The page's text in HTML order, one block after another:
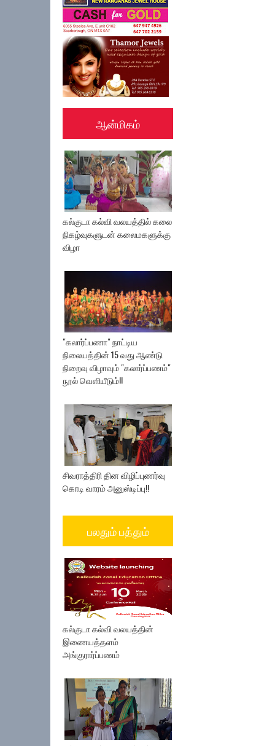
ஆன்மிகம்
கல்குடா கல்வி வலயத்தில் கலை
நிகழ்வுகளுடன் கலைமகளுக்கு
விழா
"கலார்ப்பணா" நாட்டிய
நிலையத்தின் 15 வது ஆண்டு
நிறைவு விழாவும் "கலார்ப்பணம்"
நூல் வெளியீடும்!!
சிவராத்திரி தின விழிப்புணர்வு
கொடி வாரம் அனுஸ்டிப்பு!!
பலதும் பத்தும்
கல்குடா கல்வி வலயத்தின்
இணையத்தளம்
அங்குரார்ப்பணம்